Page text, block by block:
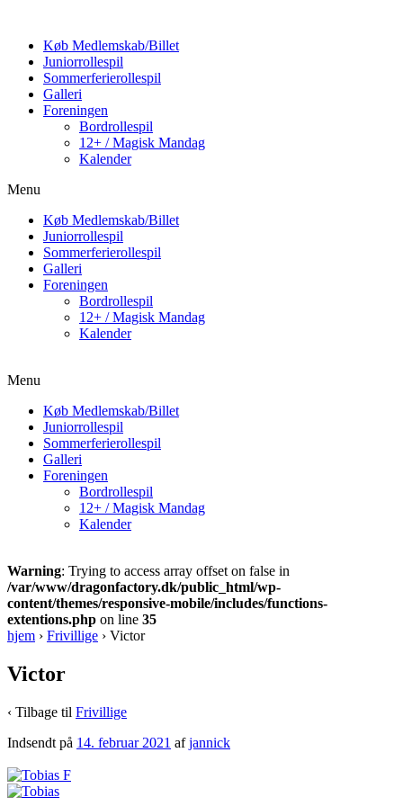
Køb Medlemskab/Billet
Juniorrollespil
Sommerferierollespil
Galleri
Foreningen
Bordrollespil
12+ / Magisk Mandag
Kalender
Menu
Køb Medlemskab/Billet
Juniorrollespil
Sommerferierollespil
Galleri
Foreningen
Bordrollespil
12+ / Magisk Mandag
Kalender
Menu
Køb Medlemskab/Billet
Juniorrollespil
Sommerferierollespil
Galleri
Foreningen
Bordrollespil
12+ / Magisk Mandag
Kalender
Warning: Trying to access array offset on false in
/var/www/dragonfactory.dk/public_html/wp-
content/themes/responsive-mobile/includes/functions-
extentions.php on line 35
hjem › Frivillige › Victor
Victor
‹ Tilbage til Frivillige
Indsendt på 14. februar 2021 afjannick